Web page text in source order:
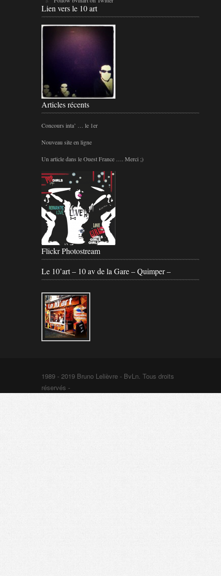
Lien vers le 10 art
Articles récents
Concours inta’ … le 1er
Nouveau site en ligne
Un article dans le Ouest France …. Merci ;)
Flickr Photostream
Le 10’art – 10 av de la Gare – Quimper –
1989 - 2019 Bruno Lelièvre - BvLn. Tous droits
réservés -